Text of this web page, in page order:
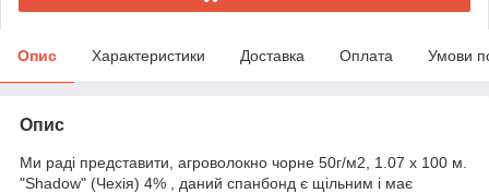
Опис Характеристики Доставка Оплата Умови
Опис
Ми раді представити, агроволокно чорне 50г/м2, 1.07 х 100 м.
"Shadow" (Чехія) 4% , даний спанбонд є щільним і має